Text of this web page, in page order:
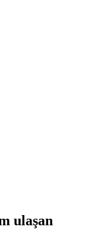
ulaşan